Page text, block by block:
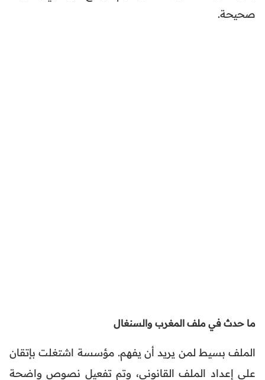
صحيحة.
ما حدث في ملف المغرب والسنغال
الملف بسيط لمن يريد أن يفهم. مؤسسة اشتغلت بإتقان
على إعداد الملف القانوني، وتم تفعيل نصوص واضحة